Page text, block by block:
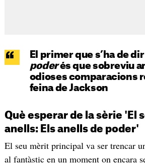
El primer que s’ha de dir
poderés que sobreviu
odioses comparacions
feina de Jackson
Què esperar de la sèrie 'El
anells: Els anells de poder'
El seu mèrit principal va ser trencar
al fantàstic en un moment on encara